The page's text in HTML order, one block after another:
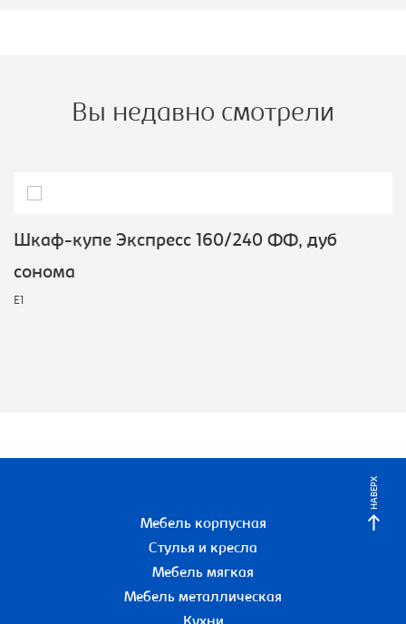
Вы недавно смотрели
Шкаф-купе Экспресс 160/240 ФФ, дуб
сонома
E1
НАВЕРХ
Мебель корпусная
Стулья и кресла
Мебель мягкая
Мебель металлическая